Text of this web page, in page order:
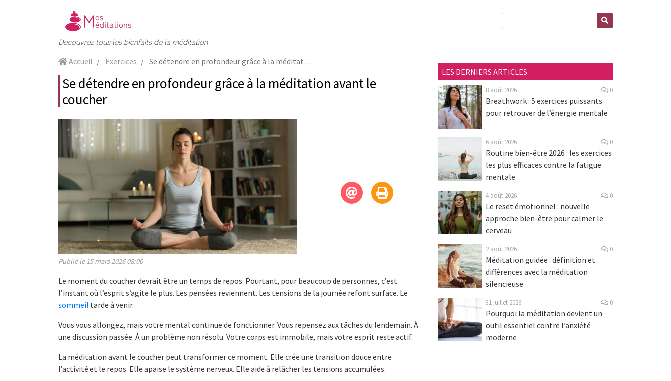
Découvrez tous les bienfaits de la méditation
Accueil Exercices Se détendre en profondeur grâce à la méditation avant le coucher
Se détendre en profondeur grâce à la méditation avant le
coucher
Publié le 15 mars 2026 08:00
Le moment du coucher devrait être un temps de repos. Pourtant, pour beaucoup de personnes, c’est
l’instant où l’esprit s’agite le plus. Les pensées reviennent. Les tensions de la journée refont surface. Le
sommeil tarde à venir.
Vous vous allongez, mais votre mental continue de fonctionner. Vous repensez aux tâches du lendemain. À
une discussion passée. À un problème non résolu. Votre corps est immobile, mais votre esprit reste actif.
La méditation avant le coucher peut transformer ce moment. Elle crée une transition douce entre
l’activité et le repos. Elle apaise le système nerveux. Elle aide à relâcher les tensions accumulées.
LES DERNIERS ARTICLES
8 août 2026 0
Breathwork : 5 exercices puissants
pour retrouver de l’énergie mentale
6 août 2026 0
Routine bien-être 2026 : les exercices
les plus efficaces contre la fatigue
mentale
4 août 2026 0
Le reset émotionnel : nouvelle
approche bien-être pour calmer le
cerveau
2 août 2026 0
Méditation guidée : définition et
différences avec la méditation
silencieuse
31 juillet 2026 0
Pourquoi la méditation devient un
outil essentiel contre l’anxiété
moderne